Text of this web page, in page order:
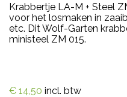
Krabbertje LA-M + Steel
voor het losmaken in
etc. Dit Wolf-Garten
ministeel ZM 015.
€ 14,50 incl. btw